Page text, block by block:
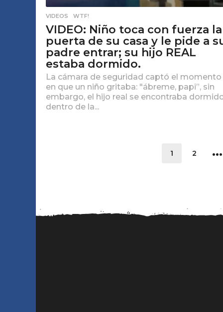
VIDEOS ,WTF!
VIDEO: Niño toca con fuerza la
puerta de su casa y le pide a
padre entrar; su hijo REAL
estaba dormido.
La cámara de seguridad captó el momento
en que un niño gritaba: "ábreme, papi”, sin
embargo, el hijo real se encontraba
dentro de la...
1 2 …